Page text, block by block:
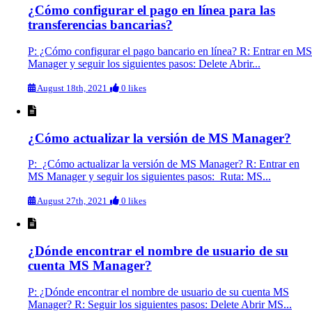
¿Cómo configurar el pago en línea para las
transferencias bancarias?
P: ¿Cómo configurar el pago bancario en línea? R: Entrar en MS
Manager y seguir los siguientes pasos: Delete Abrir...
August 18th, 2021 0 likes
¿Cómo actualizar la versión de MS Manager?
P: ¿Cómo actualizar la versión de MS Manager? R: Entrar en
MS Manager y seguir los siguientes pasos: Ruta: MS...
August 27th, 2021 0 likes
¿Dónde encontrar el nombre de usuario de su
cuenta MS Manager?
P: ¿Dónde encontrar el nombre de usuario de su cuenta MS
Manager? R: Seguir los siguientes pasos: Delete Abrir MS...